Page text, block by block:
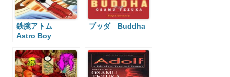
鉄腕アトム
Astro Boy
ブッダ Buddha